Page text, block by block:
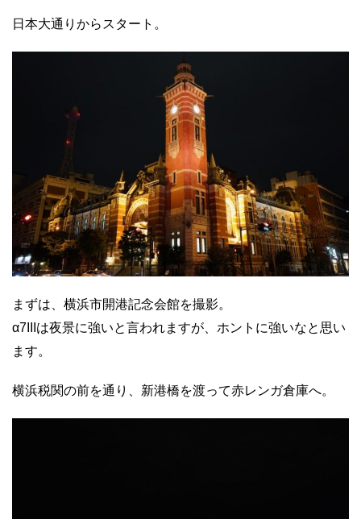
日本大通りからスタート。
まずは、横浜市開港記念会館を撮影。
α7IIIは夜景に強いと言われますが、ホントに強いなと思い
ます。
横浜税関の前を通り、新港橋を渡って赤レンガ倉庫へ。